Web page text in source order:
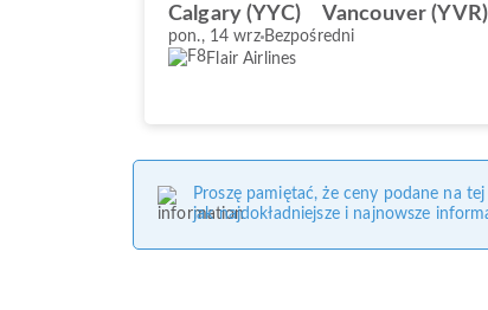
Calgary (YYC) Vancouver (YVR)
pon., 14 wrz Bezpośredni
Flair Airlines
Proszę pamiętać, że ceny podane na
jak najdokładniejsze i najnowsze